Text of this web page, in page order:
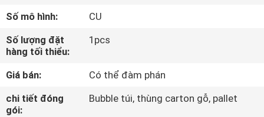
TÔI
CHUYẾN
THAM
QUAN
Số mô hình:
CU
Số lượng đặt
hàng tối thiểu:
1pcs
Giá bán:
Có thể đàm phán
chi tiết đóng
gói:
Bubble túi, thùng carton gỗ, pallet